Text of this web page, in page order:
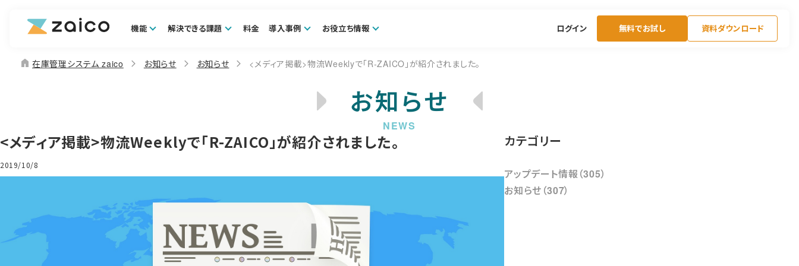
機能 解決できる課題 料金 導入事例 お役立ち情報 ログイン 無料でお試し 資料ダウンロード
home 在庫管理システム zaico お知らせ お知らせ <メディア掲載>物流Weeklyで「R-ZAICO」が紹介されました。
お知らせ
<メディア掲載>物流Weeklyで「R-ZAICO」が紹介されました。
2019/10/8
カテゴリー
アップデート情報（305）
お知らせ（307）